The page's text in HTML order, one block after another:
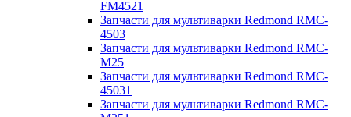
FM4521
Запчасти для мультиварки Redmond RMC-
4503
Запчасти для мультиварки Redmond RMC-
M25
Запчасти для мультиварки Redmond RMC-
45031
Запчасти для мультиварки Redmond RMC-